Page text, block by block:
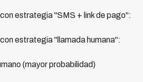
estrategia "SMS + link de pago":
estrategia "llamada humana":
(mayor probabilidad)